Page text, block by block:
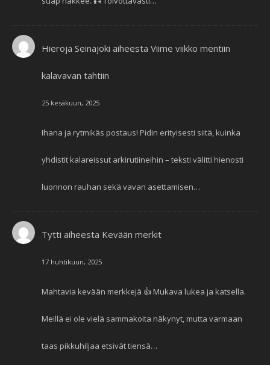
Hieroja Seinäjoki aiheesta Viime viikko mentiin
kalavavan tahtiin
25 kesäkuun, 2025
Ihana ja rytmikäs postaus! Pidin erityisesti siitä, kuinka
yhdistit kalareissut arkirutiineihin – teksti välitti hienosti
luonnon rauhan sekä vavan asettamisen…
Tytti aiheesta Kevään merkit
17 huhtikuun, 2025
Mahtavia kevään merkkejä 👍 Mukava lukea ja katsella.
Meillä ei ole vielä sammakoita näkynyt, mutta varmaan
taas pikkuhiljaa etsivät tiensä…